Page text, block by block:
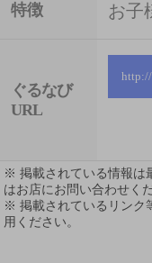
特徴
お子
ぐるなび
URL
※ 掲載されている情報は
はお店にお問い合わせく
※ 掲載されているリンク
用ください。